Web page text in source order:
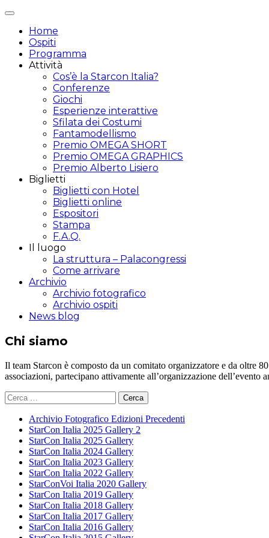
Attiva/disattiva
navigazione
Home
Ospiti
Programma
Attività
Cos’è la Starcon Italia?
Conferenze
Giochi
Esperienze interattive
Sfilata dei Costumi
Fantamodellismo
Premio OMEGA SHORT
Premio OMEGA GRAPHICS
Premio Alberto Lisiero
Biglietti
Biglietti con Hotel
Biglietti online
Espositori
Stampa
F.A.Q.
Il luogo
La struttura – Palacongressi
Come arrivare
Archivio
Archivio fotografico
Archivio ospiti
News blog
Chi siamo
Il team Starcon è composto da un comitato organizzatore e da oltre
associazioni, partecipano attivamente all’organizzazione
Ricerca
per:
Archivio Fotografico Edizioni Precedenti
StarCon Italia 2025 Gallery 2
StarCon Italia 2025 Gallery
StarCon Italia 2024 Gallery
StarCon Italia 2023 Gallery
StarCon Italia 2022 Gallery
StarConVoi Italia 2020 Gallery
StarCon Italia 2019 Gallery
StarCon Italia 2018 Gallery
StarCon Italia 2017 Gallery
StarCon Italia 2016 Gallery